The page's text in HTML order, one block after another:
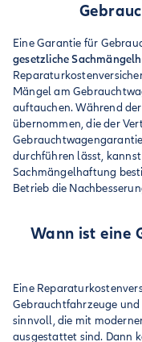
Eine Garantie für
gesetzliche
Mängel am
auftauchen. Während
übernommen, die der
durchführen lässt,
Sachmängelhaftung
Betrieb die
Wann ist eine
Eine
Gebrauchtfahrzeuge
sinnvoll, die mit
ausgestattet sind. Dann